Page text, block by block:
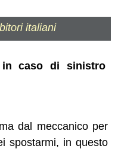
italiani
caso di sinistro
dal meccanico per
spostarmi, in questo